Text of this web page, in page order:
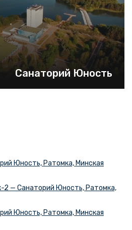
Санаторий Юность
Юность, Ратомка, Минская
2 — Санаторий Юность, Ратомка,
Юность, Ратомка, Минская